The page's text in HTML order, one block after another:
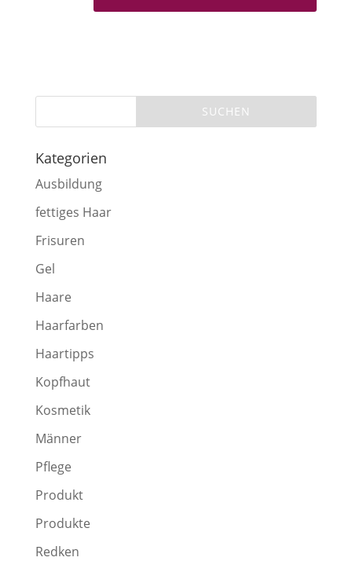
Kategorien
Ausbildung
fettiges Haar
Frisuren
Gel
Haare
Haarfarben
Haartipps
Kopfhaut
Kosmetik
Männer
Pflege
Produkt
Produkte
Redken